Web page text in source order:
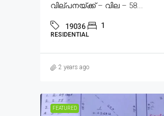
വില്പനയ്ക്ക് – വില – 58...
19036 1
RESIDENTIAL
2 years ago
FEATURED